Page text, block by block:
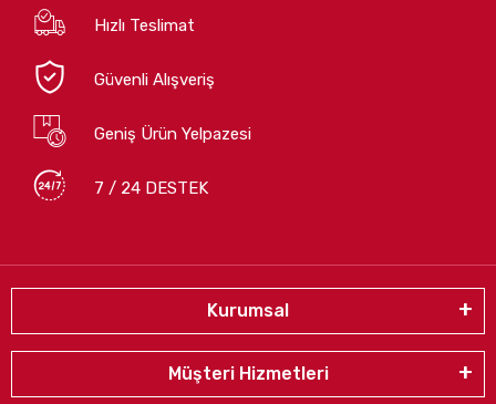
Hızlı Teslimat
Güvenli Alışveriş
Geniş Ürün Yelpazesi
7 / 24 DESTEK
Kurumsal
Müşteri Hizmetleri